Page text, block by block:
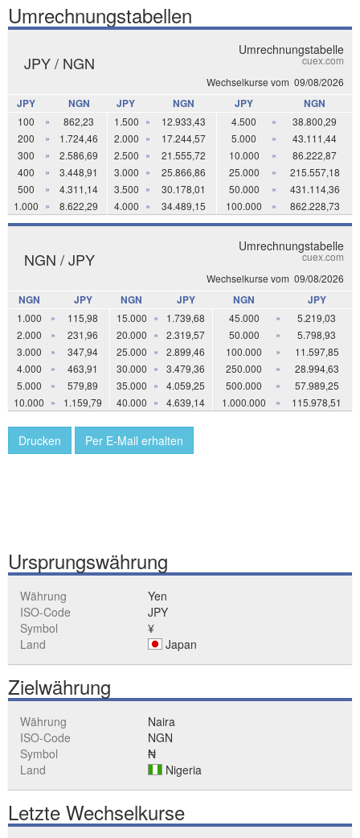
Umrechnungstabellen
Umrechnungstabelle
cuex.com
Wechselkurse vom 09/08/2026
JPY / NGN
JPY NGN JPY NGN JPY NGN
100 » 862,23 1.500 » 12.933,43 4.500 »
38.800,29
200
» 1.724,46 2.000 » 17.244,57 5.000 »
43.111,44
300
» 2.586,69 2.500 » 21.555,72 10.000 »
86.222,87
400
» 3.448,91 3.000 » 25.866,86 25.000 »
215.557,18
500
» 4.311,14 3.500 » 30.178,01 50.000 »
431.114,36
1.000
» 8.622,29 4.000 » 34.489,15 100.000 » 862.228,73
Umrechnungstabelle
cuex.com
Wechselkurse vom 09/08/2026
NGN / JPY
NGN JPY NGN JPY NGN JPY
1.000 » 115,98 15.000 » 1.739,68 45.000 »
5.219,03
2.000
» 231,96 20.000 » 2.319,57 50.000 »
5.798,93
3.000
» 347,94 25.000 » 2.899,46 100.000 »
11.597,85
4.000
» 463,91 30.000 » 3.479,36 250.000 »
28.994,63
5.000
» 579,89 35.000 » 4.059,25 500.000 »
57.989,25
10.000
» 1.159,79 40.000 » 4.639,14 1.000.000 » 115.978,51
Drucken Per E-Mail erhalten
Ursprungswährung
Währung
Yen
ISO-Code
JPY
Symbol
¥
Land
Japan
Zielwährung
Währung
Naira
ISO-Code
NGN
Symbol
₦
Land
Nigeria
Letzte Wechselkurse